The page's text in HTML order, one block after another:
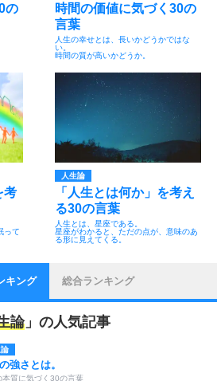
の
時間の価値に気づく30の
言葉
人生の幸せとは、長いかどうかではな
い。
時間の質が高いかどうか。
考
って
人生論
「人生とは何か」を考え
る30の言葉
人生とは、星座である。
星座がわかると、ただの点が、意味のあ
る形に見えてくる。
キング 総合ランキング
論」の人気記事
論
強さとは。
本質に気づく30の言葉